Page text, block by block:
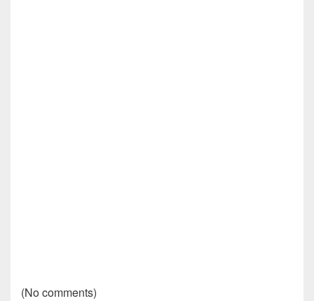
(No comments)